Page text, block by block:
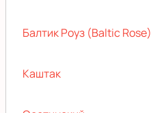
Балтик Роуз (Baltic Rose)
Каштак